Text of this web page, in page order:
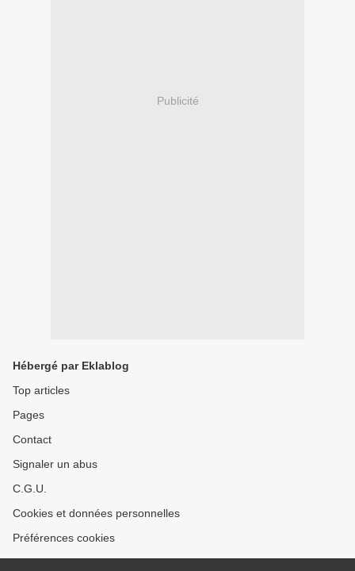
Publicité
Hébergé par Eklablog
Top articles
Pages
Contact
Signaler un abus
C.G.U.
Cookies et données personnelles
Préférences cookies